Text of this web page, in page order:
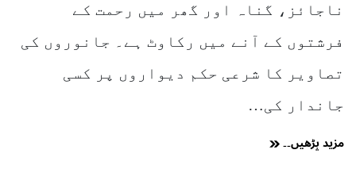
ناجائز، گناہ اور گھر میں رحمت کے
فرشتوں کے آنے میں رکاوٹ ہے۔ جانوروں کی
تصاویر کا شرعی حکم دیواروں پر کسی
جاندار کی…
مزید پڑھیں۔۔